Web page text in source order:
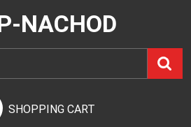
NACHOD
SHOPPING CART